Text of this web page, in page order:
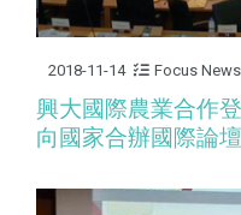
2018-11-14 Focus News
興大國際農業合作
向國家合辦國際論壇